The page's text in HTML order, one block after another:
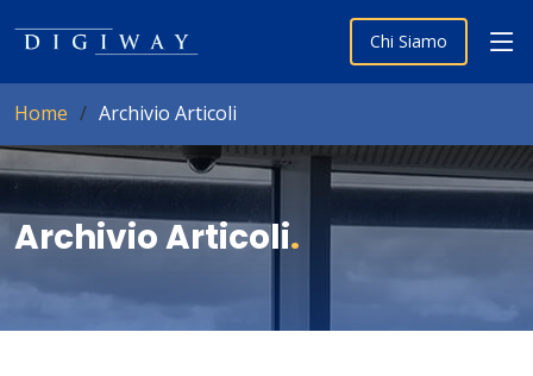
Chi Siamo
Home Archivio Articoli
Archivio Articoli.